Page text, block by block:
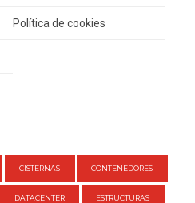
Política de cookies
CISTERNAS CONTENEDORES
DATACENTER ESTRUCTURAS